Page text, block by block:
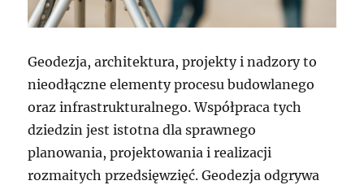
Geodezja, architektura, projekty i nadzory to
nieodłączne elementy procesu budowlanego
oraz infrastrukturalnego. Współpraca tych
dziedzin jest istotna dla sprawnego
planowania, projektowania i realizacji
rozmaitych przedsięwzięć. Geodezja odgrywa